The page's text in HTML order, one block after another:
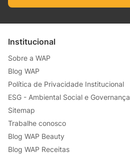
Institucional
Sobre a WAP
Blog WAP
Política de Privacidade Institucional
ESG - Ambiental Social e Governança
Sitemap
Trabalhe conosco
Blog WAP Beauty
Blog WAP Receitas